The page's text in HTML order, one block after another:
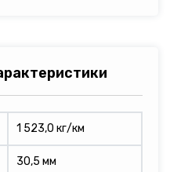
1 523,0 кг/км
30,5 мм